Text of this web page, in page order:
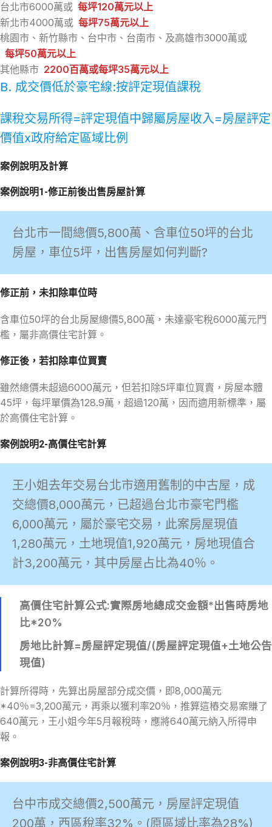
台北市6000萬或 每坪120萬元以上
新北市4000萬或 每坪75萬元以上
桃園市、新竹縣市、台中市、台南市、及高雄市3000萬或
每坪50萬元以上
其他縣市 2200百萬或每坪35萬元以上
B. 成交價低於豪宅線:按評定現值課稅
課稅交易所得=評定現值中歸屬房屋收入=房屋評定
價值x政府給定區域比例
案例說明及計算
案例說明1-修正前後出售房屋計算
台北市一間總價5,800萬、含車位50坪的台北
房屋，車位5坪，出售房屋如何判斷?
修正前，未扣除車位時
含車位50坪的台北房屋總價5,800萬，未達豪宅稅6000萬元門
檻，屬非高價住宅計算。
修正後，若扣除車位買賣
雖然總價未超過6000萬元，但若扣除5坪車位買賣，房屋本體
45坪，每坪單價為128.9萬，超過120萬，因而適用新標準，屬
於高價住宅計算。
案例說明2-高價住宅計算
王小姐去年交易台北市適用舊制的中古屋，成
交總價8,000萬元，已超過台北市豪宅門檻
6,000萬元，屬於豪宅交易，此案房屋現值
1,280萬元，土地現值1,920萬元，房地現值合
計3,200萬元，其中房屋占比為40％。
高價住宅計算公式:實際房地總成交金額*出售時房地
比*20%
房地比計算=房屋評定現值/(房屋評定現值+土地公告
現值)
計算所得時，先算出房屋部分成交價，即8,000萬元
*40％=3,200萬元，再乘以獲利率20％，推算這樁交易案賺了
640萬元，王小姐今年5月報稅時，應將640萬元納入所得申
報。
案例說明3-非高價住宅計算
台中市成交總價2,500萬元，房屋評定現值
200萬，西區稅率32%。(原區域比率為28%)